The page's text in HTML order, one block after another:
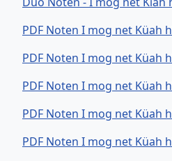
PDF Noten I mog net Küah
PDF Noten I mog net Küah
PDF Noten I mog net Küah
PDF Noten I mog net Küah
PDF Noten I mog net Küah